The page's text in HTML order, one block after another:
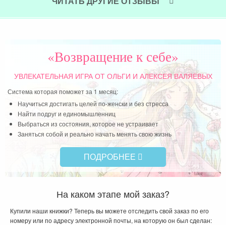
«Возвращение к себе»
УВЛЕКАТЕЛЬНАЯ ИГРАОТ ОЛЬГИ И АЛЕКСЕЯ ВАЛЯЕВЫХ
Система которая поможет за 1 месяц:
Научиться достигать целей по-женски и без стресса
Найти подруг и единомышленниц
Выбраться из состояния, которое не устраивает
Заняться собой и реально начать менять свою жизнь
ПОДРОБНЕЕ
На каком этапе мой заказ?
Купили наши книжки? Теперь вы можете отследить свой заказ по его
номеру или по адресу электронной почты, на которую он был сделан: